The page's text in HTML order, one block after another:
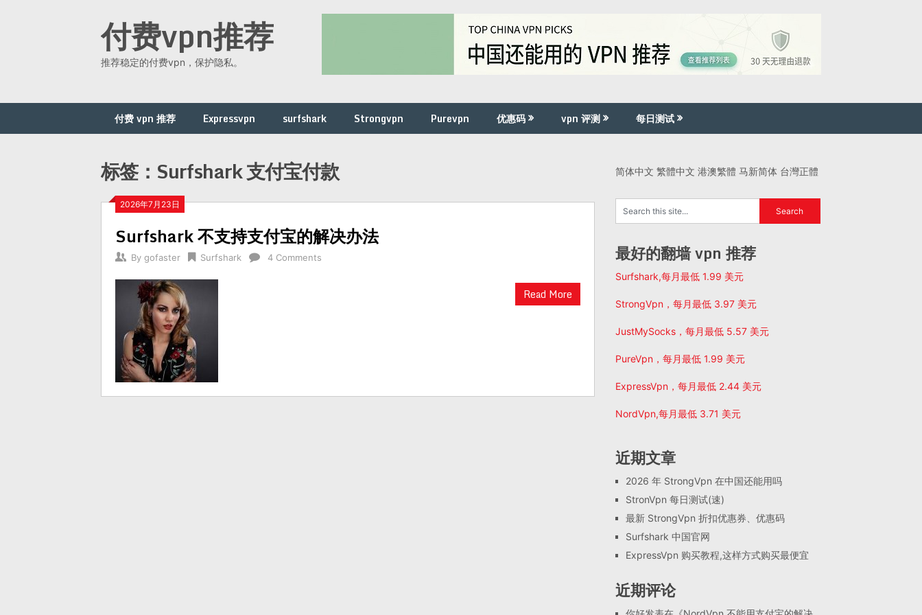
付费vpn推荐
推荐稳定的付费vpn，保护隐私。
付费 vpn 推荐 Expressvpn surfshark Strongvpn Purevpn 优惠码 vpn 评测 每日测试
标签：Surfshark 支付宝付款
2026年7月23日
Surfshark 不支持支付宝的解决办法
By gofaster Surfshark 4 Comments
Read More
简体中文 繁體中文 港澳繁體 马新简体 台灣正體
最好的翻墙 vpn 推荐
Surfshark,每月最低 1.99 美元
StrongVpn，每月最低 3.97 美元
JustMySocks，每月最低 5.57 美元
PureVpn，每月最低 1.99 美元
ExpressVpn，每月最低 2.44 美元
NordVpn,每月最低 3.71 美元
近期文章
2026 年 StrongVpn 在中国还能用吗
StronVpn 每日测试(速)
最新 StrongVpn 折扣优惠券、优惠码
Surfshark 中国官网
ExpressVpn 购买教程,这样方式购买最便宜
近期评论